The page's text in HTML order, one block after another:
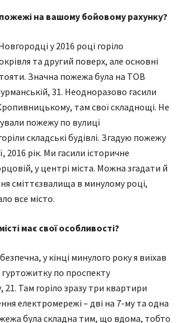
пожежі на вашому бойовому рахунку?
у 2016 році горіло
та другий поверх, але основні
Значна пожежа була на ТОВ
31. Неодноразово гасили
там свої складнощі. Не
пожежу по вулиці
складські будівлі. Згадую пожежу
2016 рік. Ми гасили історичне
у центрі міста. Можна згадати й
сміттєзвалища в минулому році,
все місто.
має свої особливості?
у кінці минулого року я виїхав
гуртожитку по проспекту
21. Там горіло зразу три квартири
електромережі – дві на 7-му та одна
була складна тим, що вдома, тобто